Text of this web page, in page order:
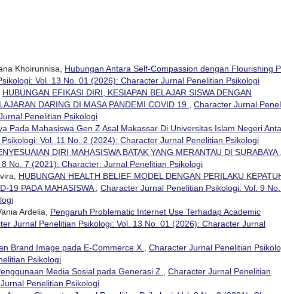
Khoirunnisa, Hubungan Antara Self-Compassion dengan Flourishing
Vol. 13 No. 01 (2026): Character Jurnal Penelitian Psikologi
HUBUNGAN EFIKASI DIRI, KESIAPAN BELAJAR SISWA DENGAN
DARING DI MASA PANDEMI COVID 19
Character Jurnal
Penelitian Psikologi
Pada Mahasiswa Gen Z Asal Makassar Di Universitas Islam Negeri
Vol. 11 No. 2 (2024): Character Jurnal Penelitian Psikologi
DIRI MAHASISWA BATAK YANG MERANTAU DI SURABAYA
No. 7 (2021): Character: Jurnal Penelitian Psikologi
HUBUNGAN HEALTH BELIEF MODEL DENGAN PERILAKU
19 PADA MAHASISWA
Character Jurnal Penelitian Psikologi: Vol. 9
Ardelia, Pengaruh Problematic Internet Use Terhadap Academic
Jurnal Penelitian Psikologi: Vol. 13 No. 01 (2026): Character Jurnal
Brand Image pada E-Commerce X
Character Jurnal Penelitian
Psikologi
Media Sosial pada Generasi Z
Character Jurnal Penelitian
Penelitian Psikologi